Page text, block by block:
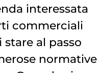
interessata
commerciali
stare al passo
normative